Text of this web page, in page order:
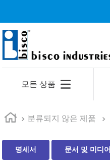
모든 상품
분류되지 않은 제품
명세서 문서 및 미디어